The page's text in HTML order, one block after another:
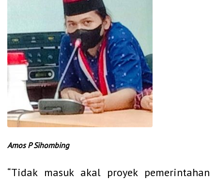
Amos P Sihombing
“Tidak masuk akal proyek pemerintahan